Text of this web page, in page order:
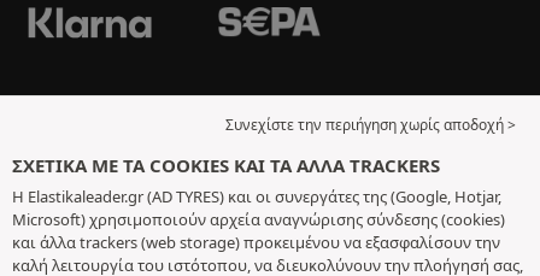
Συνεχίστε την περιήγηση χωρίς αποδοχή >
ΣΧΕΤΙΚΆ ΜΕ ΤΑ COOKIES ΚΑΙ ΤΑ ΆΛΛΑ TRACKERS
Η Elastikaleader.gr (AD TYRES) και οι συνεργάτες της (Google, Hotjar,
Microsoft) χρησιμοποιούν αρχεία αναγνώρισης σύνδεσης (cookies)
και άλλα trackers (web storage) προκειμένου να εξασφαλίσουν την
καλή λειτουργία του ιστότοπου, να διευκολύνουν την πλοήγησή σας,